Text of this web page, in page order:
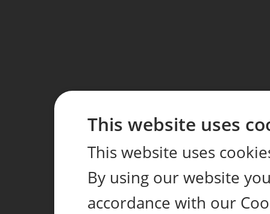
This website uses
This website uses
By using our website
accordance with our